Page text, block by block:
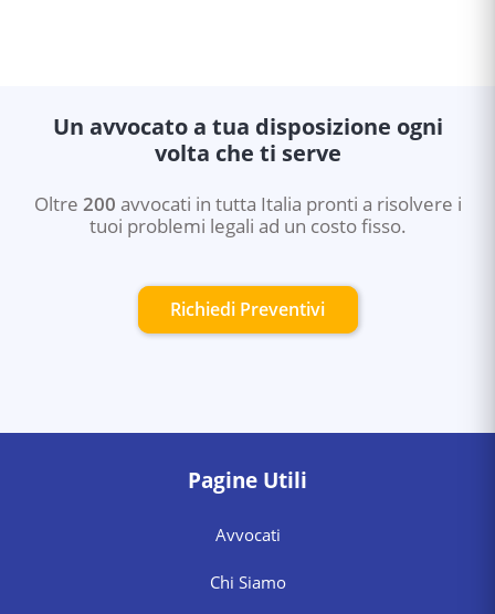
Un avvocato a tua disposizione ogni
volta che ti serve
Oltre 200 avvocati in tutta Italia pronti a risolvere i
tuoi problemi legali ad un costo fisso.
Richiedi Preventivi
Pagine Utili
Avvocati
Chi Siamo